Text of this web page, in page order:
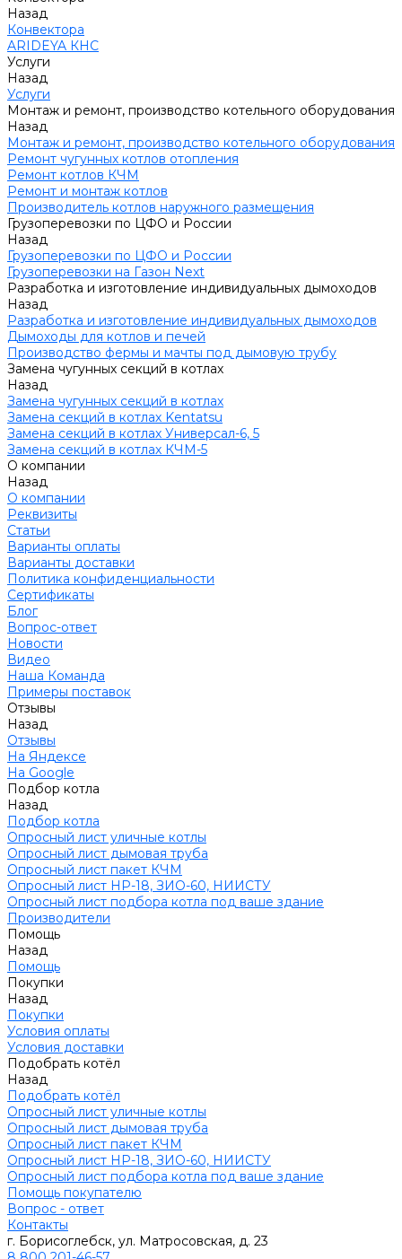
Назад
Конвектора
ARIDEYA КНС
Услуги
Назад
Услуги
Монтаж и ремонт, производство котельного оборудования
Назад
Монтаж и ремонт, производство котельного оборудования
Ремонт чугунных котлов отопления
Ремонт котлов КЧМ
Ремонт и монтаж котлов
Производитель котлов наружного размещения
Грузоперевозки по ЦФО и России
Назад
Грузоперевозки по ЦФО и России
Грузоперевозки на Газон Next
Разработка и изготовление индивидуальных дымоходов
Назад
Разработка и изготовление индивидуальных дымоходов
Дымоходы для котлов и печей
Производство фермы и мачты под дымовую трубу
Замена чугунных секций в котлах
Назад
Замена чугунных секций в котлах
Замена секций в котлах Kentatsu
Замена секций в котлах Универсал-6, 5
Замена секций в котлах КЧМ-5
О компании
Назад
О компании
Реквизиты
Статьи
Варианты оплаты
Варианты доставки
Политика конфиденциальности
Сертификаты
Блог
Вопрос-ответ
Новости
Видео
Наша Команда
Примеры поставок
Отзывы
Назад
Отзывы
На Яндексе
На Google
Подбор котла
Назад
Подбор котла
Опросный лист уличные котлы
Опросный лист дымовая труба
Опросный лист пакет КЧМ
Опросный лист НР-18, ЗИО-60, НИИСТУ
Опросный лист подбора котла под ваше здание
Производители
Помощь
Назад
Помощь
Покупки
Назад
Покупки
Условия оплаты
Условия доставки
Подобрать котёл
Назад
Подобрать котёл
Опросный лист уличные котлы
Опросный лист дымовая труба
Опросный лист пакет КЧМ
Опросный лист НР-18, ЗИО-60, НИИСТУ
Опросный лист подбора котла под ваше здание
Помощь покупателю
Вопрос - ответ
Контакты
г. Борисоглебск, ул. Матросовская, д. 23